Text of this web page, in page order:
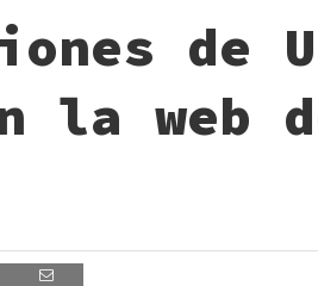
de
la web